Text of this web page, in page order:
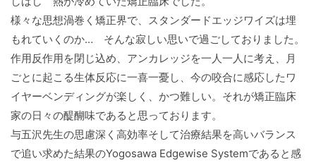
様々な思想渦巻く矯正界で、スタンダードエッジワイズは埋
もれていくのか… そんな寂しい思いで過ごしておりました。
作用反作用を閉じ込め、アンカレッジを一人一人に考え、月
ごとに起こる生体反応に一喜一憂し、今の咬合に感応したワ
イヤーベンディングが楽しく、かつ難しい。それが矯正臨床
家の日々の醍醐味であると思っております。
与五沢先生の思慮深く高効率そして治療結果を高いバランス
で追い求めた結果のYogosawa Edgewise Systemであると感